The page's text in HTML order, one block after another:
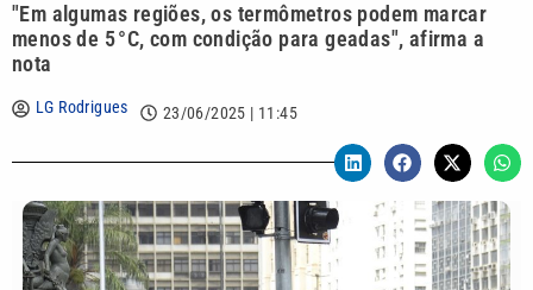
"Em algumas regiões, os termômetros podem marcar
menos de 5 °C, com condição para geadas", afirma a
nota
LG Rodrigues 23/06/2025 | 11:45